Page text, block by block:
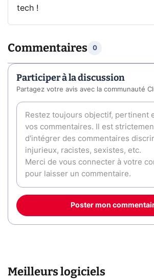
tech !
Commentaires 0
Participer à la discussion
Partagez votre avis avec la communauté
Poster mon
Meilleurs logiciels